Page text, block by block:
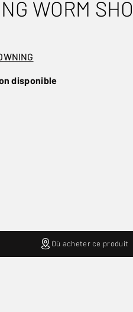
WORM
disponible
Où acheter ce produit